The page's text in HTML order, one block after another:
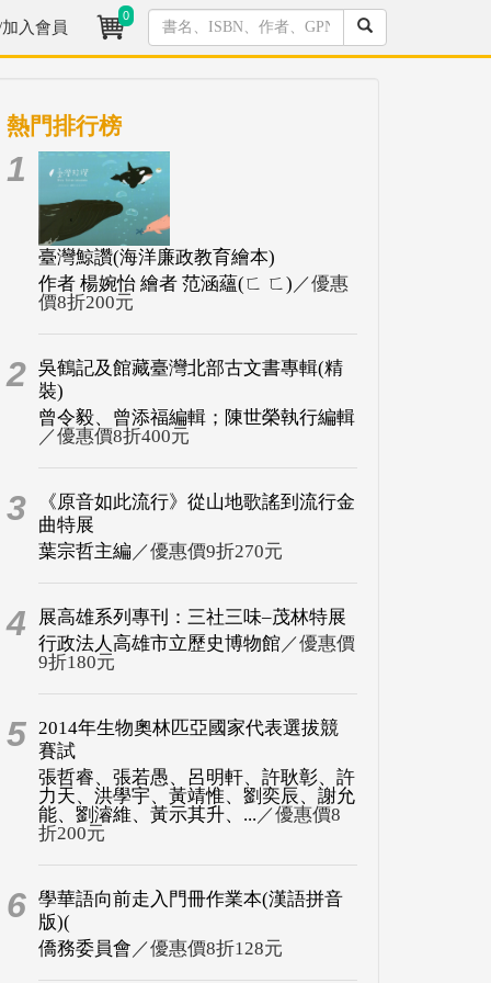
入會員
0
熱門排行榜
1
臺灣鯨讚(海洋廉政教育繪本)
作者 楊婉怡 繪者 范涵蘊(ㄈ ㄈ) ／優惠
價8折200元
2 吳鶴記及館藏臺灣北部古文書專輯(精
裝)
曾令毅、曾添福編輯；陳世榮執行編輯
／優惠價8折400元
3
《原音如此流行》從山地歌謠到流行金
曲特展
葉宗哲主編 ／優惠價9折270元
4
展高雄系列專刊：三社三味–茂林特展
行政法人高雄市立歷史博物館／優惠價
9折180元
5 2014年生物奧林匹亞國家代表選拔競
賽試
張哲睿、張若愚、呂明軒、許耿彰、許
力天、洪學宇、黃靖惟、劉奕辰、謝允
能、劉濬維、黃示其升、... ／優惠價8
折200元
6 學華語向前走入門冊作業本(漢語拼音
版)(
僑務委員會 ／優惠價8折128元